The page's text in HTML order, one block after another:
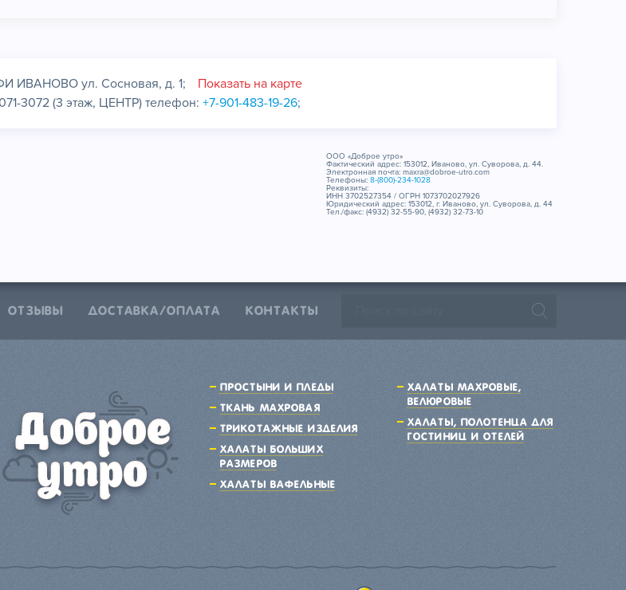
ИВАНОВО ул. Сосновая, д. 1;
Показать на карте
3072 (3 этаж, ЦЕНТР) телефон: +7-901-483-19-26;
ООО «Доброе утро»
Фактический адрес: 153012, Иваново, ул. Суворова, д. 44.
Электронная почта: maxra@dobroe-utro.com
Телефоны: 8-(800)-234-1028
Реквизиты:
ИНН 3702527354 / ОГРН 1073702027926
Юридический адрес: 153012, г. Иваново, ул. Суворова, д. 44
Тел./факс: (4932) 32-55-90, (4932) 32-73-10
ОТЗЫВЫ ДОСТАВКА/ОПЛАТА КОНТАКТЫ J
Простыни и пледы
Ткань махровая
Трикотажные изделия
Халаты больших
размеров
Халаты вафельные
Халаты махровые,
велюровые
Халаты, полотенца для
гостиниц и отелей